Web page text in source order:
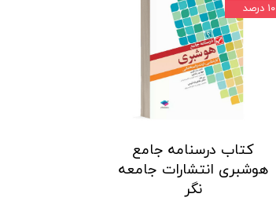
کتاب درسنامه جامع
هوشبری انتشارات جامعه
نگر
۱۰ درصد